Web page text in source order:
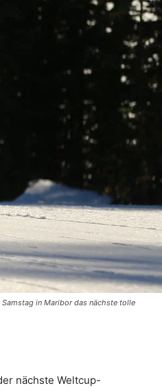
Samstag in Maribor das nächste tolle
nächste Weltcup-